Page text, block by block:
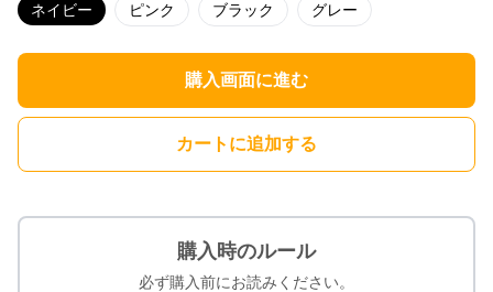
ネイビー ピンク ブラック グレー
購入画面に進む
カートに追加する
購入時のルール
必ず購入前にお読みください。